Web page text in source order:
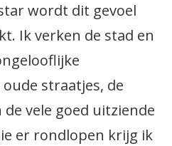
wordt dit gevoel
Ik verken de stad en
straatjes, de
vele goed uitziende
er rondlopen krijg ik